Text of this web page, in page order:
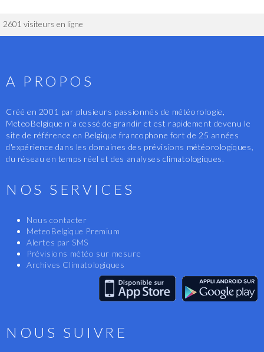
2601 visiteurs en ligne
A PROPOS
Créé en 2001 par plusieurs passionnés de météorologie,
MeteoBelgique n'a cessé de grandir et est rapidement devenu le
site de référence en Belgique francophone fort de 25 années
d'expérience dans les domaines des prévisions météorologiques,
du réseau en temps réel et des analyses climatologiques.
NOS SERVICES
Nous contacter
MeteoBelgique Premium
Alertes par SMS
Prévisions météo sur mesure
Archives Climatologiques
NOUS SUIVRE